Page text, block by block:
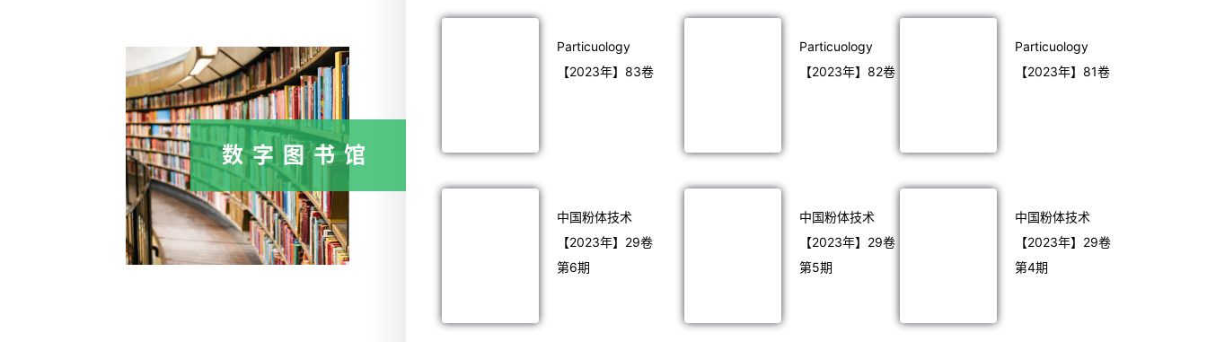
数字图书馆
Particuology
【2023年】83卷
Particuology
【2023年】82卷
Particuology
【2023年】81卷
中国粉体技术
【2023年】29卷
第6期
中国粉体技术
【2023年】29卷
第5期
中国粉体技术
【2023年】29卷
第4期